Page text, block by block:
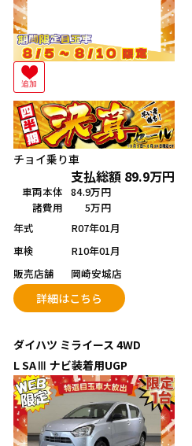
追加
チョイ乗り車
支払総額 89.9万円
車両本体 84.9万円
諸費用
5万円
年式
R07年01月
車検
R10年01月
販売店舗
岡崎安城店
詳細はこちら
ダイハツ ミライース 4WD
L SAⅢ ナビ装着用UGP